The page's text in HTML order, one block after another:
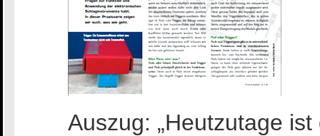
Auszug: „Heutzutage